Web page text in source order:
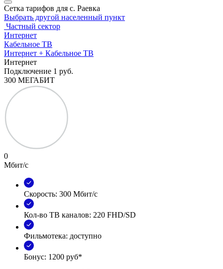
Сетка тарифов для с. Раевка
Выбрать другой населенный пункт
Частный сектор
Интернет
Кабельное ТВ
Интернет + Кабельное ТВ
Интернет
Подключение 1 руб.
300 МЕГАБИТ
0
Мбит/с
Скорость: 300 Мбит/с
Кол-во ТВ каналов: 220 FHD/SD
Фильмотека: доступно
Бонус: 1200 руб*